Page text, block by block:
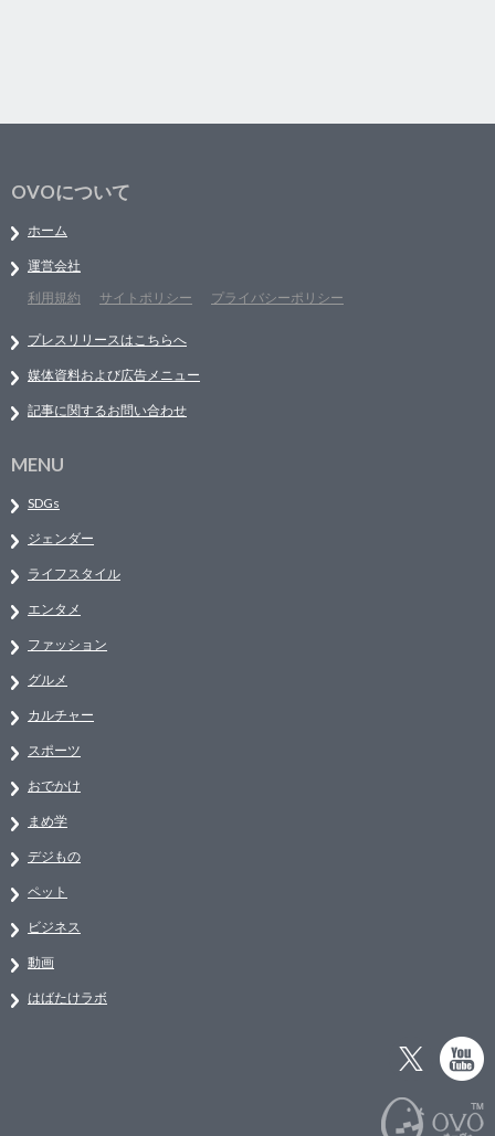
OVOについて
ホーム
運営会社
利用規約
サイトポリシー プライバシーポリシー
プレスリリースはこちらへ
媒体資料および広告メニュー
記事に関するお問い合わせ
MENU
SDGs
ジェンダー
ライフスタイル
エンタメ
ファッション
グルメ
カルチャー
スポーツ
おでかけ
まめ学
デジもの
ペット
ビジネス
動画
はばたけラボ